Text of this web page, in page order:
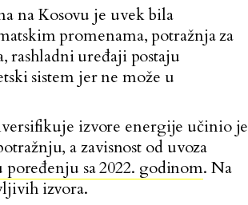
na Kosovu je uvek bila
promenama, potražnja za
rashladni uređaji postaju
sistem jer ne može u
izvore energije učinio je
a zavisnost od uvoza
poređenju sa 2022. godinom. Na
izvora.